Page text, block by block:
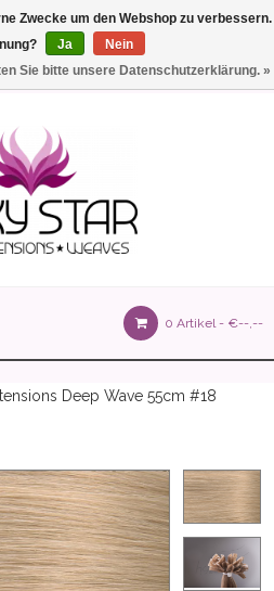
Einstellungen
0 Artikel - €--,--
Deep Wave 55cm #18
Zwecke um den Webshop zu verbessern.
Ja
Nein
Sie bitte unsere Datenschutzerklärung. »